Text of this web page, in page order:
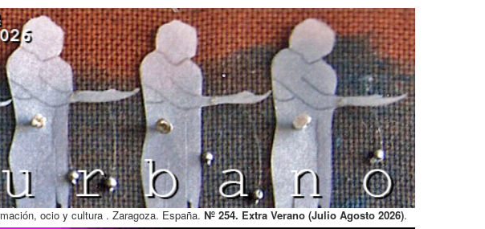
ocio y cultura . Zaragoza. España. Nº 254. Extra Verano (Julio Agosto 2026).